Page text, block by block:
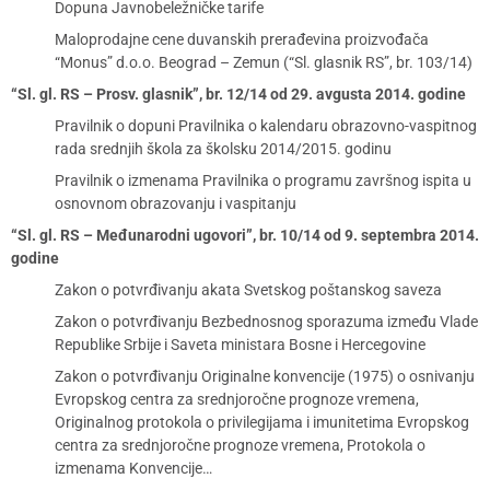
Dopuna Javnobeležničke tarife
Maloprodajne cene duvanskih prerađevina proizvođača
“Monus” d.o.o. Beograd – Zemun (“Sl. glasnik RS”, br. 103/14)
“Sl. gl. RS – Prosv. glasnik”, br. 12/14 od 29. avgusta 2014. godine
Pravilnik o dopuni Pravilnika o kalendaru obrazovno-vaspitnog
rada srednjih škola za školsku 2014/2015. godinu
Pravilnik o izmenama Pravilnika o programu završnog ispita u
osnovnom obrazovanju i vaspitanju
“Sl. gl. RS – Međunarodni ugovori”, br. 10/14 od 9. septembra 2014.
godine
Zakon o potvrđivanju akata Svetskog poštanskog saveza
Zakon o potvrđivanju Bezbednosnog sporazuma između Vlade
Republike Srbije i Saveta ministara Bosne i Hercegovine
Zakon o potvrđivanju Originalne konvencije (1975) o osnivanju
Evropskog centra za srednjoročne prognoze vremena,
Originalnog protokola o privilegijama i imunitetima Evropskog
centra za srednjoročne prognoze vremena, Protokola o
izmenama Konvencije…